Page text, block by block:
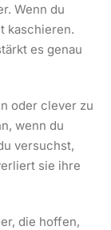
Wenn du
kaschieren.
es genau
oder clever zu
wenn du
versuchst,
sie ihre
die hoffen,